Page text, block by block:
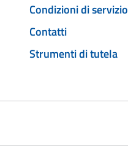
Condizioni di servizio
Contatti
Strumenti di tutela